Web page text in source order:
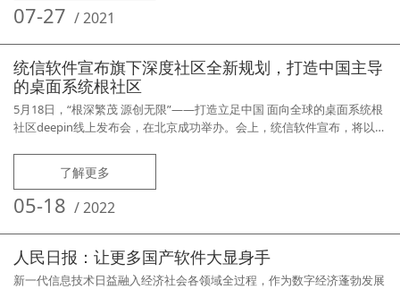
作委员会（简称信创工委会）副秘书长王莉出席会议。本次论坛以“融合
发展，共建生
07-27 /2021
统信软件宣布旗下深度社区全新规划，打造中国主导
的桌面系统根社区
5月18日，“根深繁茂 源创无限”——打造立足中国 面向全球的桌面系统根
社区deepin线上发布会，在北京成功举办。会上，统信软件宣布，将以深
区，打造中国桌面操作系统的根系统。资料显示，深度（deepin）社区隶
属于统信软件，自2008年建立以来，已经持续发展了15年，是国内规模
最大、历史最悠久、活跃度最高的开源操作系统社区之一
了解更多
05-18 /2022
人民日报：让更多国产软件大显身手
新一代信息技术日益融入经济社会各领域全过程，作为数字经济蓬勃发展